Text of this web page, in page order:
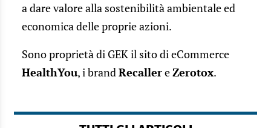
a dare valore alla sostenibilità ambientale ed
economica delle proprie azioni.
Sono proprietà di GEK il sito di eCommerce
HealthYou, i brandRecallereZerotox.